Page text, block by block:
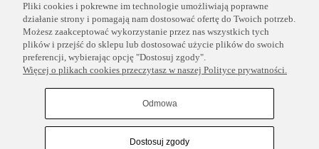
POMOC
INFORMACJE
Pliki cookies i pokrewne im technologie umożliwiają poprawne
działanie strony i pomagają nam dostosować ofertę do Twoich potrzeb.
Możesz zaakceptować wykorzystanie przez nas wszystkich tych
plików i przejść do sklepu lub dostosować użycie plików do swoich
preferencji, wybierając opcję "Dostosuj zgody".
Więcej o plikach cookies przeczytasz w naszej Polityce prywatności.
Odmowa
Dostosuj zgody